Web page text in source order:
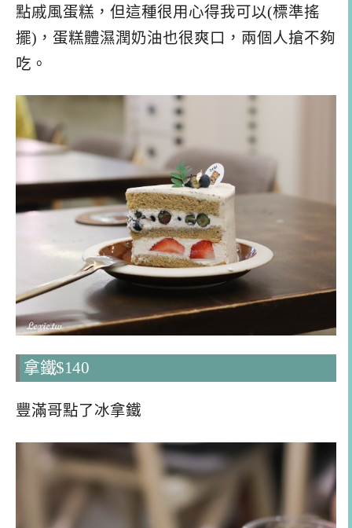
點戚風蛋糕，但這種很用心得我可以(標準搖
擺)，蛋糕體濕潤奶油也很爽口，兩個人搶不夠
吃。
拿鐵$140
豐滿哥點了冰拿鐵